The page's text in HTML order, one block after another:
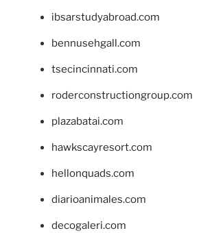
ibsarstudyabroad.com
bennusehgall.com
tsecincinnati.com
roderconstructiongroup.com
plazabatai.com
hawkscayresort.com
hellonquads.com
diarioanimales.com
decogaleri.com